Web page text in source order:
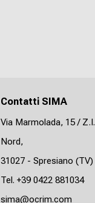
Contatti SIMA
Via Marmolada, 15 / Z.I.
Nord,
31027 - Spresiano (TV)
Tel. +39 0422 881034
sima@ocrim.com